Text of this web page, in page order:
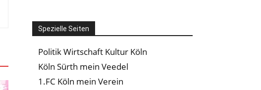
Spezielle Seiten
Politik Wirtschaft Kultur Köln
Köln Sürth mein Veedel
1.FC Köln mein Verein